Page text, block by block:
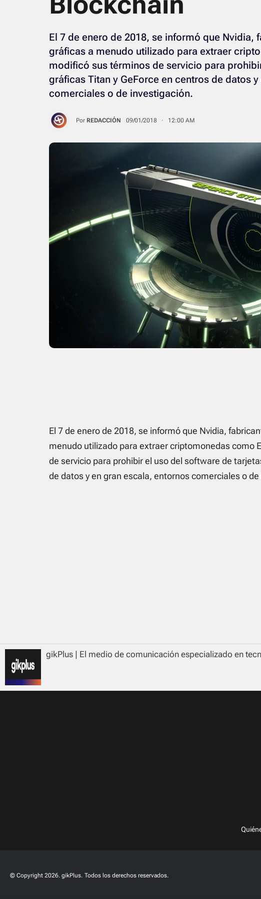
El 7 de enero de 2018, se informó que Nvidia,
gráficas a menudo utilizado para extraer
modificó sus términos de servicio para
gráficas Titan y GeForce en centros de datos
comerciales o de investigación.
Por REDACCIÓN 09/01/2018 · 12:00 AM
El 7 de enero de 2018, se informó que Nvidia,
menudo utilizado para extraer criptomonedas como
de servicio para prohibir el uso del software de
de datos y en gran escala, entornos comerciales o
gikPlus | El medio de comunicación especializado en
© Copyright 2026. gikPlus. Todos los derechos reservados.